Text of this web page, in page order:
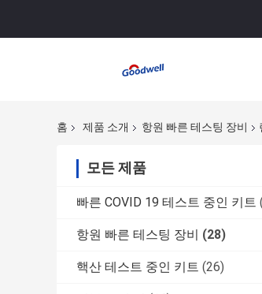
홈 제품 소개 항원 빠른 테스팅 장비
모든 제품
빠른 COVID 19 테스트 중인 키트
항원 빠른 테스팅 장비 (28)
핵산 테스트 중인 키트 (26)